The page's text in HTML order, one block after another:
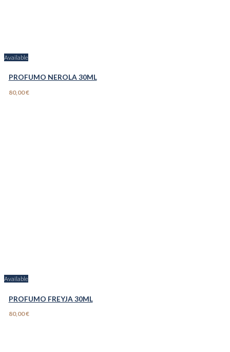
Available
PROFUMO NEROLA 30ML
80,00 €
Available
PROFUMO FREYJA 30ML
80,00 €